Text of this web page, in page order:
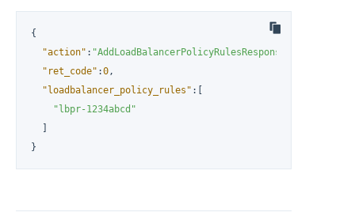
{
"action" : "AddLoadBalancerPolicyRulesResponse"
"ret_code" :0,
"loadbalancer_policy_rules" :
"lbpr-1234abcd"
}